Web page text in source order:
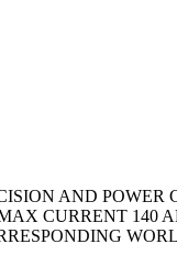
AND
CURRENT 140